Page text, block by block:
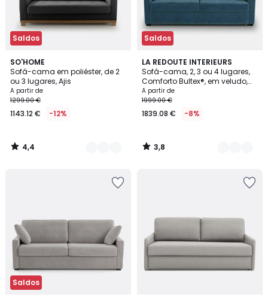
Saldos
SO'HOME
Sofá-cama em poliéster, de 2
ou 3 lugares, Ajis
A partir de
1299.00 €
1143.12 € -12%
4,4
/ 5
3
Cores
4,4
/
Saldos
LA REDOUTE INTERIEURS
Sofá-cama, 2, 3 ou 4 lugares,
Comforto Bultex®, em veludo,
TIMOR
A partir de
1999.00 €
1839.08 € -8%
3,8
/ 5
7
Cores
3,8
/
Saldos